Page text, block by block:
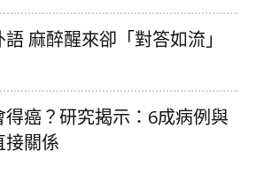
麻醉醒來卻「對答如流」
癌？研究揭示：6成病例與
接關係